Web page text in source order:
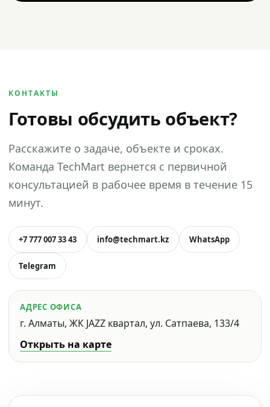
КОНТАКТЫ
Готовы обсудить объект?
Расскажите о задаче, объекте и сроках.
Команда TechMart вернется с первичной
консультацией в рабочее время в течение 15
минут.
+7 777 007 33 43 info@techmart.kz WhatsApp
Telegram
АДРЕС ОФИСА
г. Алматы, ЖК JAZZ квартал, ул. Сатпаева, 133/4
Открыть на карте